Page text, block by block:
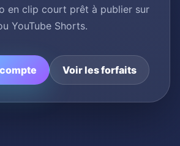
en clip court prêt à publier sur
YouTube Shorts.
Voir les forfaits